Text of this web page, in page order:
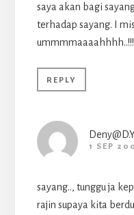
saya akan bagi
terhadap sayang. I
REPLY
1 SEP
sayang.., tunggu ja
rajin supaya kita